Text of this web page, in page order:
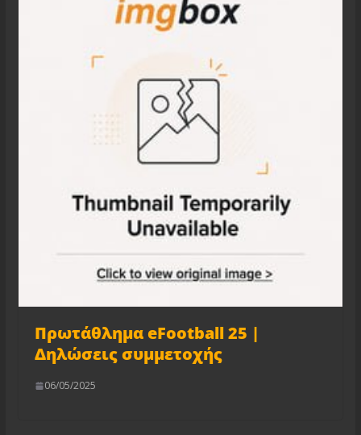
Πρωτάθλημα eFootball 25 |
Δηλώσεις συμμετοχής
06/05/2025